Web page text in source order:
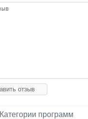
Категории программ